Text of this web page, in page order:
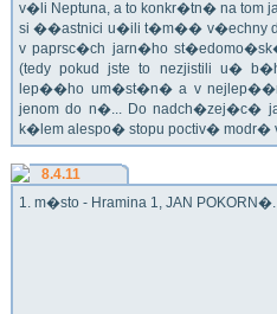
v�li Neptuna, a to konkr�tn� na tom
si ��astnici u�ili t�m�� v�echny
v paprsc�ch jarn�ho
(tedy pokud jste to nezjistili u�
lep��ho um�st�n� a v
jenom do n�... Do nadch�zej�c�
k�lem alespo� stopu poctiv�
8.4.11
1. m�sto - Hramina 1, JAN